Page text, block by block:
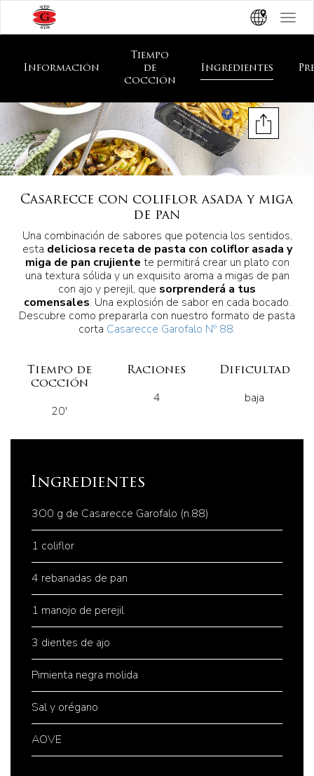
Toggle
Casarecce con coliflor asada y miga
de pan
Una combinación de sabores que potencia los sentidos,
esta deliciosa receta de pasta con coliflor asada y
miga de pan crujiente te permitirá crear un plato con
una textura sólida y un exquisito aroma a migas de pan
con ajo y perejil, que sorprenderá a tus
comensales. Una explosión de sabor en cada bocado.
Descubre como prepararla con nuestro formato de pasta
corta Casarecce Garofalo Nº 88.
Información
Tiempo
de
cocción
Ingredientes
Tiempo de
cocción
20'
Raciones
4
Dificultad
baja
Ingredientes
3O0 g de Casarecce Garofalo (n.88)
1 coliflor
4 rebanadas de pan
1 manojo de perejil
3 dientes de ajo
Pimienta negra molida
Sal y orégano
AOVE